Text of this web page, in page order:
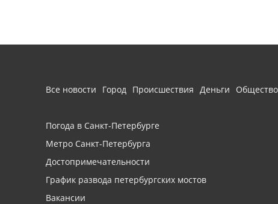
Все новости Город Происшествия Деньги Общество
Погода в Санкт-Петербурге
Метро Санкт-Петербурга
Достопримечательности
График развода петербургских мостов
Вакансии